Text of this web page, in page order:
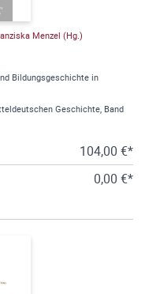
Menzel (Hg.)
Bildungsgeschichte in
Geschichte, Band
104,00 €*
0,00 €*